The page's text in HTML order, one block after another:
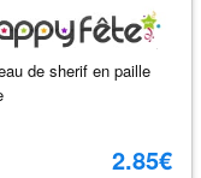
de sherif en paille
2.85€